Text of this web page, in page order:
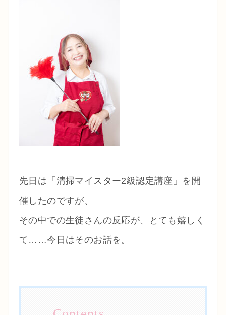
先日は「清掃マイスター2級認定講座」を開
催したのですが、
その中での生徒さんの反応が、とても嬉しく
て……今日はそのお話を。